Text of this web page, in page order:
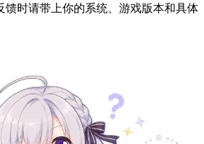
馈时请带上你的系统、游戏版本和具体